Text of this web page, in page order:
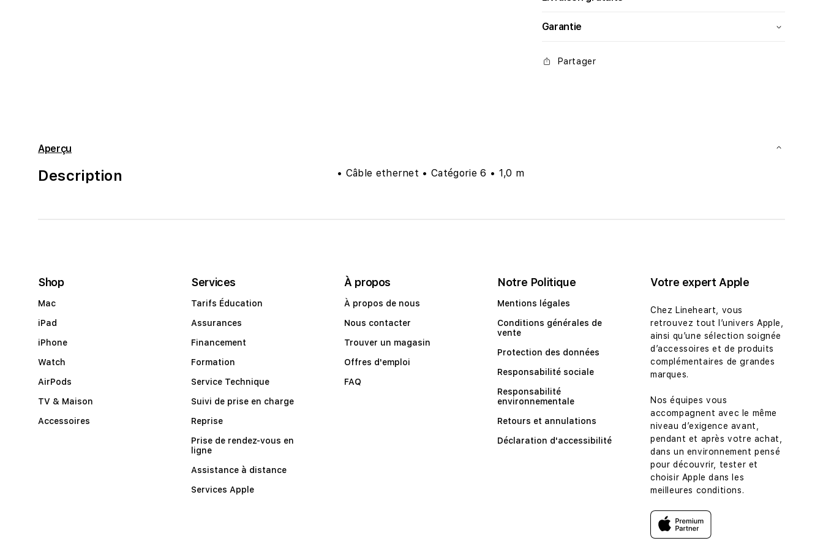
Garantie
Partager
Aperçu
Description • Câble ethernet • Catégorie 6 • 1,0 m
Shop
Mac
iPad
iPhone
Watch
AirPods
TV & Maison
Accessoires
Services
Tarifs Éducation
Assurances
Financement
Formation
Service Technique
Suivi de prise en charge
Reprise
Prise de rendez-vous en
ligne
Assistance à distance
Services Apple
À propos
À propos de nous
Nous contacter
Trouver un magasin
Offres d'emploi
FAQ
Notre Politique
Mentions légales
Conditions générales de
vente
Protection des données
Responsabilité sociale
Responsabilité
environnementale
Retours et annulations
Déclaration d'accessibilité
Votre expert Apple
Chez Lineheart, vous
retrouvez tout l’univers Apple,
ainsi qu’une sélection soignée
d’accessoires et de produits
complémentaires de grandes
marques.
Nos équipes vous
accompagnent avec le même
niveau d’exigence avant,
pendant et après votre achat,
dans un environnement pensé
pour découvrir, tester et
choisir Apple dans les
meilleures conditions.